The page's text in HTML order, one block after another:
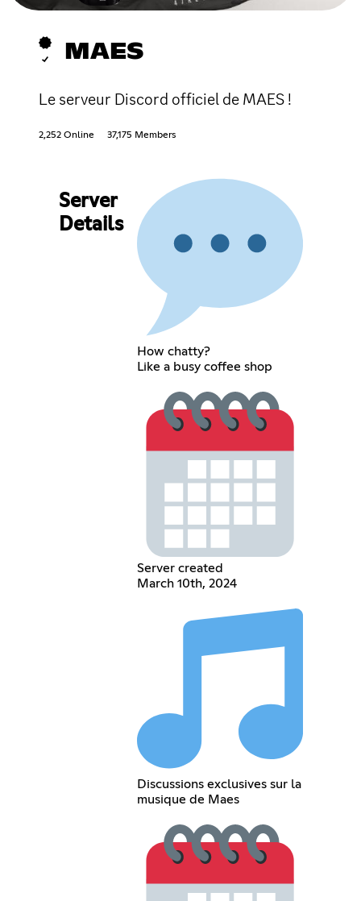
MAES
Le serveur Discord officiel de MAES !
2,252 Online 37,175 Members
Server
Details
How chatty?
Like a busy coffee shop
Server created
March 10th, 2024
Discussions exclusives sur la
musique de Maes